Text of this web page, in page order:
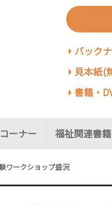
バック
見本紙(
書籍・
ーナー 福祉関連書
ワークショップ盛況